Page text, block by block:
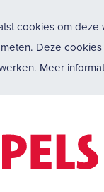
cookies om deze
Deze
Meer